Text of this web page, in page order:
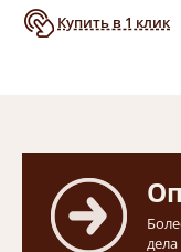
Купить в 1 клик
дела